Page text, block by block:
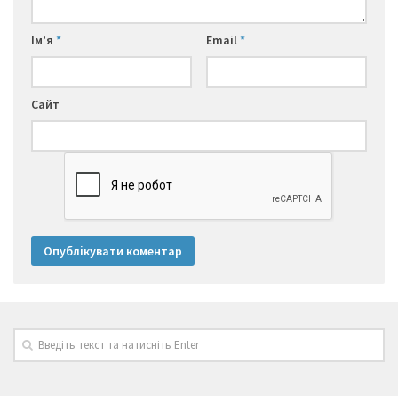
Ім’я * Email*
Сайт